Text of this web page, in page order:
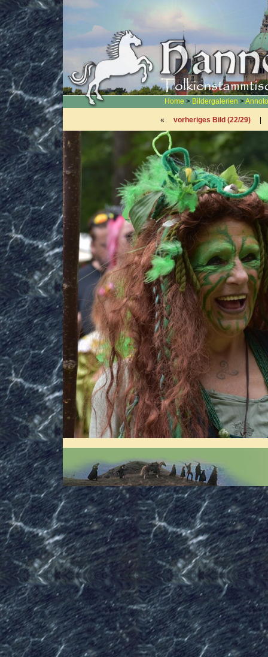
Home > Bildergalerien >
« vorheriges Bild (22/29)